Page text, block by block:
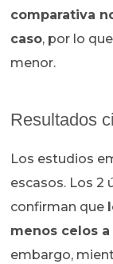
comparativa
caso, por lo
menor.
Resultados
Los estudios
escasos. Los 2
confirman que
menos celos
embargo,